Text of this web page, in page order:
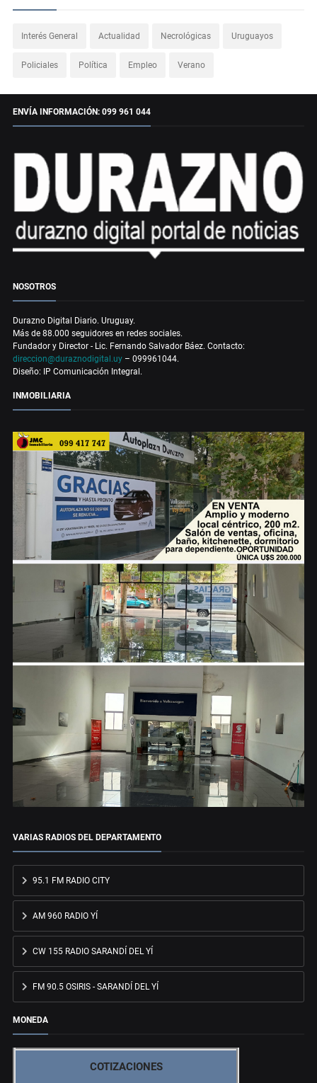
Interés General Actualidad Necrológicas Uruguayos
Policiales Política Empleo Verano
ENVÍA INFORMACIÓN: 099 961 044
NOSOTROS
Durazno Digital Diario. Uruguay.
Más de 88.000 seguidores en redes sociales.
Fundador y Director - Lic. Fernando Salvador Báez. Contacto:
direccion@duraznodigital.uy – 099961044.
Diseño: IP Comunicación Integral.
INMOBILIARIA
VARIAS RADIOS DEL DEPARTAMENTO
95.1 FM RADIO CITY
AM 960 RADIO YÍ
CW 155 RADIO SARANDÍ DEL YÍ
FM 90.5 OSIRIS - SARANDÍ DEL YÍ
MONEDA
COTIZACIONES